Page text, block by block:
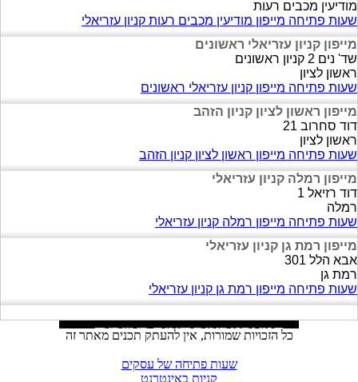
מודיעין מכבים רעות
שעות פתיחה מייפון מודיעין מכבים רעות קניון עזריאלי
מייפון קניון עזריאלי ראשונים
שד' נים 2 קניון ראשונים
ראשון לציון
שעות פתיחה מייפון קניון עזריאלי ראשונים
מייפון ראשון לציון קניון הזהב
דוד סחרוב 21
ראשון לציון
שעות פתיחה מייפון ראשון לציון קניון הזהב
מייפון רמלה קניון עזריאלי
דוד רזיאל 1
רמלה
שעות פתיחה מייפון רמלה קניון עזריאלי
מייפון רמת גן קניון עזריאלי
אבא הלל 301
רמת גן
שעות פתיחה מייפון רמת גן קניון עזריאלי
כל הזכויות שמורות, אין להעתק תכנים מאתר זה
שעות פתיחה של עסקים
קניות באינטרנט